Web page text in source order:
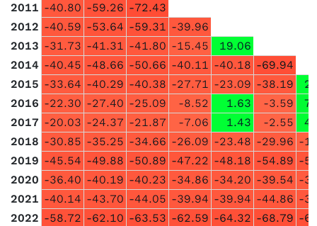
2011 -40.80 -59.26 -72.43
2012 -40.59 -53.64 -59.31 -39.96
2013 -31.73 -41.31 -41.80 -15.45
19.06
2014 -40.45 -48.66 -50.66 -40.11 -40.18 -69.94
2015 -33.64 -40.29 -40.38 -27.71 -23.09 -38.19
2016 -22.30 -27.40 -25.09 -8.52 1.63 -3.59
2017 -20.03 -24.37 -21.87 -7.06 1.43 -2.55
2018 -30.85 -35.25 -34.66 -26.09 -23.48 -29.96 -
2019 -45.54 -49.88 -50.89 -47.22 -48.18 -54.89 -
2020 -36.40 -40.19 -40.23 -34.86 -34.20 -39.54 -
2021 -40.14 -43.70 -44.05 -39.94 -39.94 -44.86 -
2022 -58.72 -62.10 -63.53 -62.59 -64.32 -68.79 -